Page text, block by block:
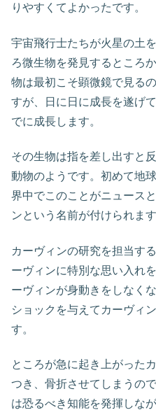
りやすくてよかったです。
宇宙飛行士たちが火星の土
ろ微生物を発見するところ
物は最初こそ顕微鏡で見る
すが、日に日に成長を遂げ
でに成長します。
その生物は指を差し出すと
動物のようです。初めて地
界中でこのことがニュース
ンという名前が付けられます
カーヴィンの研究を担当す
ーヴィンに特別な思い入れ
ーヴィンが身動きをしなく
ショックを与えてカーヴィ
す。
ところが急に起き上がった
つき、骨折させてしまうの
は恐るべき知能を発揮しな